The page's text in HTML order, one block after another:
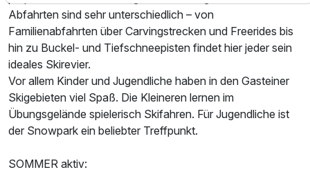
Abfahrten sind sehr unterschiedlich – von
Familienabfahrten über Carvingstrecken und Freerides bis
hin zu Buckel- und Tiefschneepisten findet hier jeder sein
ideales Skirevier.
Vor allem Kinder und Jugendliche haben in den Gasteiner
Skigebieten viel Spaß. Die Kleineren lernen im
Übungsgelände spielerisch Skifahren. Für Jugendliche ist
der Snowpark ein beliebter Treffpunkt.
SOMMER aktiv: